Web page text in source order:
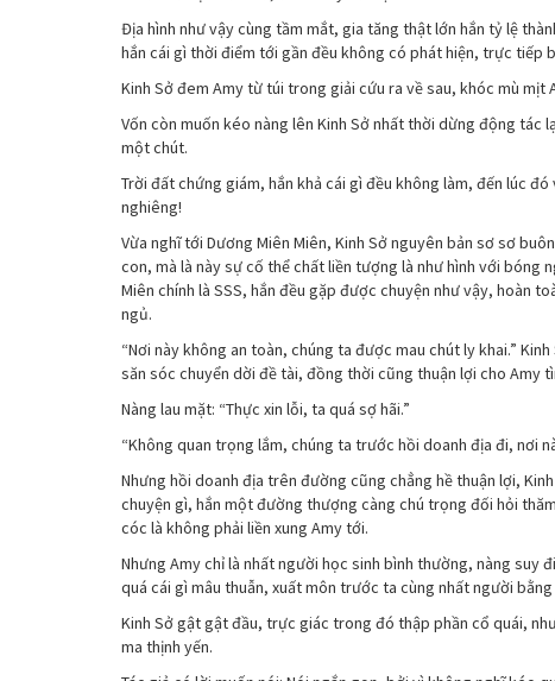
Địa hình như vậy cùng tầm mắt, gia tăng thật lớn hắn tỷ lệ
hắn cái gì thời điểm tới gần đều không có phát hiện, trực tiếp
Kinh Sở đem Amy từ túi trong giải cứu ra về sau, khóc mù
Vốn còn muốn kéo nàng lên Kinh Sở nhất thời dừng động
một chút.
Trời đất chứng giám, hắn khả cái gì đều không làm, đến lúc
nghiêng!
Vừa nghĩ tới Dương Miên Miên, Kinh Sở nguyên bản sơ sơ
con, mà là này sự cố thể chất liền tượng là như hình với bóng
Miên chính là SSS, hắn đều gặp được chuyện như vậy, hoàn
ngủ.
“Nơi này không an toàn, chúng ta được mau chút ly khai.”
săn sóc chuyển dời đề tài, đồng thời cũng thuận lợi cho Amy
Nàng lau mặt: “Thực xin lỗi, ta quá sợ hãi.”
“Không quan trọng lắm, chúng ta trước hồi doanh địa đi, nơi
Nhưng hồi doanh địa trên đường cũng chẳng hề thuận lợi,
chuyện gì, hắn một đường thượng càng chú trọng đối hỏi
cóc là không phải liền xung Amy tới.
Nhưng Amy chỉ là nhất người học sinh bình thường, nàng suy
quá cái gì mâu thuẫn, xuất môn trước ta cùng nhất người
Kinh Sở gật gật đầu, trực giác trong đó thập phần cổ quái,
ma thịnh yến.